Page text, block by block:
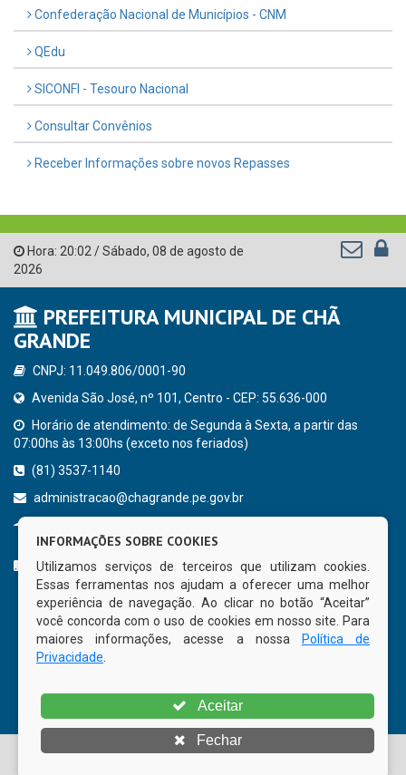
Confederação Nacional de Municípios - CNM
QEdu
SICONFI - Tesouro Nacional
Consultar Convênios
Receber Informações sobre novos Repasses
Hora: 20:02 /Sábado, 08 de agosto de
2026
PREFEITURA MUNICIPAL DE CHÃ
GRANDE
CNPJ: 11.049.806/0001-90
Avenida São José, nº 101, Centro - CEP: 55.636-000
Horário de atendimento: de Segunda à Sexta, a partir das
07:00hs às 13:00hs (exceto nos feriados)
(81) 3537-1140
administracao@chagrande.pe.gov.br
CURTA NOSSA FAN PAGE
© Copyright 2026 Prefeitura Municipal de Chã Grande | Todos
INFORMAÇÕES SOBRE COOKIES
Utilizamos serviços de terceiros que utilizam cookies.
Essas ferramentas nos ajudam a oferecer uma melhor
experiência de navegação. Ao clicar no botão “Aceitar”
você concorda com o uso de cookies em nosso site. Para
maiores informações, acesse a nossa
Política de
Privacidade
Aceitar
Fechar